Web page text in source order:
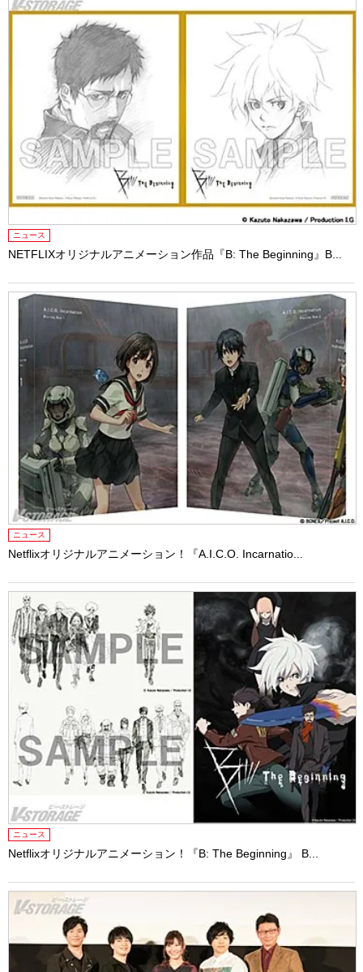
ニュース
NETFLIXオリジナルアニメーション作品『B: The Beginning』B...
ニュース
Netflixオリジナルアニメーション！『A.I.C.O. Incarnatio...
ニュース
Netflixオリジナルアニメーション！『B: The Beginning』 B...